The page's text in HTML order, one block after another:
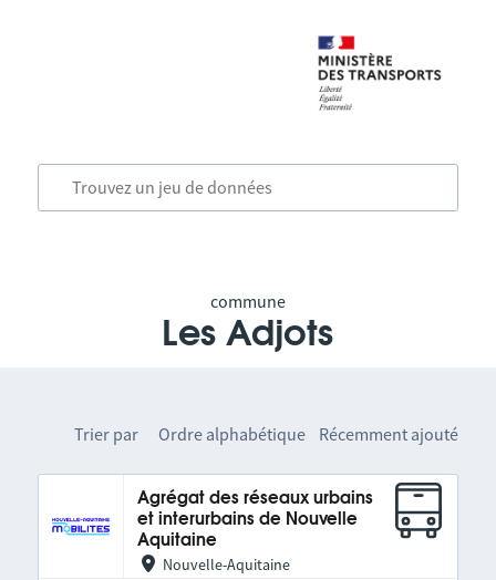
commune
Les Adjots
Trier par Ordre alphabétique Récemment ajouté
Agrégat des réseaux urbains
et interurbains de Nouvelle
Aquitaine
Nouvelle-Aquitaine